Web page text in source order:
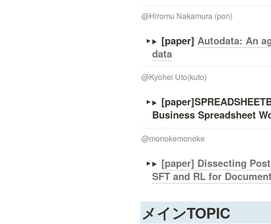
@Hiromu Nakamura (pon)
[paper] Autodata: An
data
@Kyohei Uto(kuto)
Business Spreadsheet
@monokemonoke
[paper] Dissecting
SFT and RL for
メインTOPIC